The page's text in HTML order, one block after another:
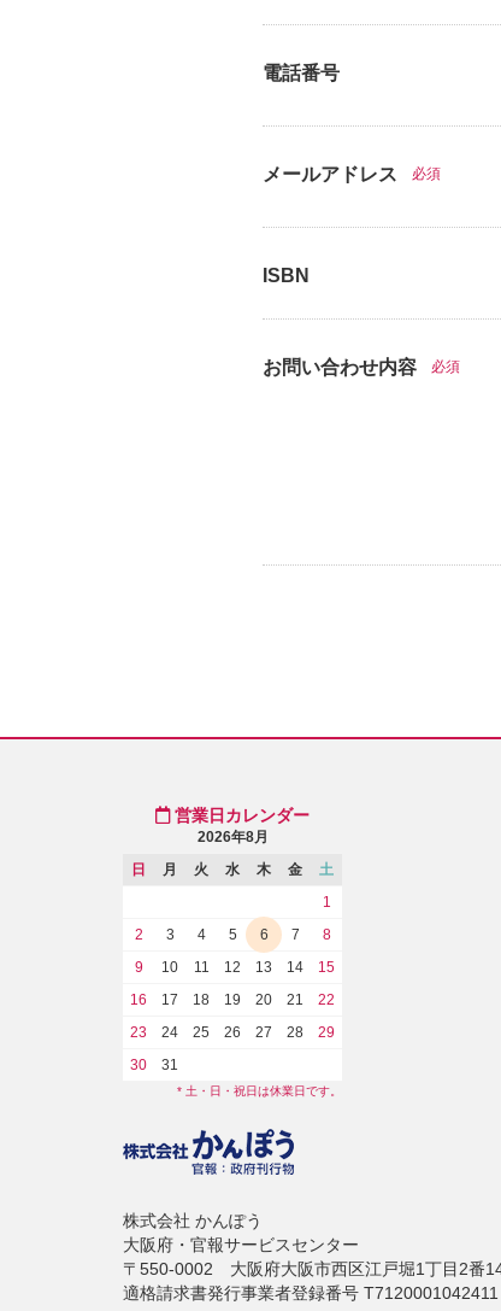
電話番号
メールアドレス 必須
ISBN
お問い合わせ内容 必須
営業日カレンダー
2026年8月
日
月 火 水 木 金
土
1
2
3 4 5 6 7
8
9
10 11 12 13 14
15
16
17 18 19 20 21
22
23
24 25 26 27 28
29
30
31
* 土・日・祝日は休業日です。
株式会社 かんぽう
大阪府・官報サービスセンター
〒550-0002 大阪府大阪市西区江戸堀1丁目2番
適格請求書発行事業者登録番号 T7120001042411